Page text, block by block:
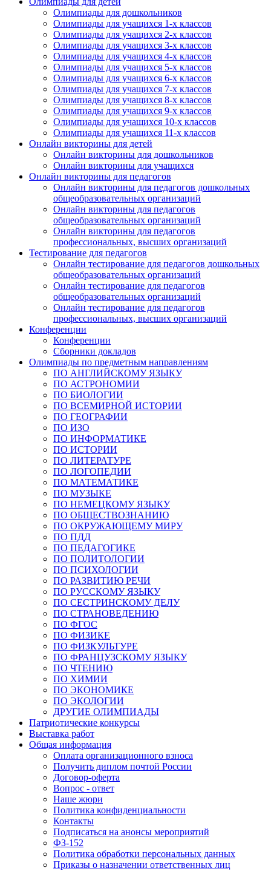
Олимпиады для дошкольников
Олимпиады для учащихся 1-х классов
Олимпиады для учащихся 2-х классов
Олимпиады для учащихся 3-х классов
Олимпиады для учащихся 4-х классов
Олимпиады для учащихся 5-х классов
Олимпиады для учащихся 6-х классов
Олимпиады для учащихся 7-х классов
Олимпиады для учащихся 8-х классов
Олимпиады для учащихся 9-х классов
Олимпиады для учащихся 10-х классов
Олимпиады для учащихся 11-х классов
Онлайн викторины для детей
Онлайн викторины для дошкольников
Онлайн викторины для учащихся
Онлайн викторины для педагогов
Онлайн викторины для педагогов дошкольных
общеобразовательных организаций
Онлайн викторины для педагогов
общеобразовательных организаций
Онлайн викторины для педагогов
профессиональных, высших организаций
Тестирование для педагогов
Онлайн тестирование для педагогов дошкольных
общеобразовательных организаций
Онлайн тестирование для педагогов
общеобразовательных организаций
Онлайн тестирование для педагогов
профессиональных, высших организаций
Конференции
Конференции
Сборники докладов
Олимпиады по предметным направлениям
ПО АНГЛИЙСКОМУ ЯЗЫКУ
ПО АСТРОНОМИИ
ПО БИОЛОГИИ
ПО ВСЕМИРНОЙ ИСТОРИИ
ПО ГЕОГРАФИИ
ПО ИЗО
ПО ИНФОРМАТИКЕ
ПО ИСТОРИИ
ПО ЛИТЕРАТУРЕ
ПО ЛОГОПЕДИИ
ПО МАТЕМАТИКЕ
ПО МУЗЫКЕ
ПО НЕМЕЦКОМУ ЯЗЫКУ
ПО ОБЩЕСТВОЗНАНИЮ
ПО ОКРУЖАЮЩЕМУ МИРУ
ПО ПДД
ПО ПЕДАГОГИКЕ
ПО ПОЛИТОЛОГИИ
ПО ПСИХОЛОГИИ
ПО РАЗВИТИЮ РЕЧИ
ПО РУССКОМУ ЯЗЫКУ
ПО СЕСТРИНСКОМУ ДЕЛУ
ПО СТРАНОВЕДЕНИЮ
ПО ФГОС
ПО ФИЗИКЕ
ПО ФИЗКУЛЬТУРЕ
ПО ФРАНЦУЗСКОМУ ЯЗЫКУ
ПО ЧТЕНИЮ
ПО ХИМИИ
ПО ЭКОНОМИКЕ
ПО ЭКОЛОГИИ
ДРУГИЕ ОЛИМПИАДЫ
Патриотические конкурсы
Выставка работ
Общая информация
Оплата организационного взноса
Получить диплом почтой России
Договор-оферта
Вопрос - ответ
Наше жюри
Политика конфиденциальности
Контакты
Подписаться на анонсы мероприятий
ФЗ-152
Политика обработки персональных данных
Приказы о назначении ответственных лиц